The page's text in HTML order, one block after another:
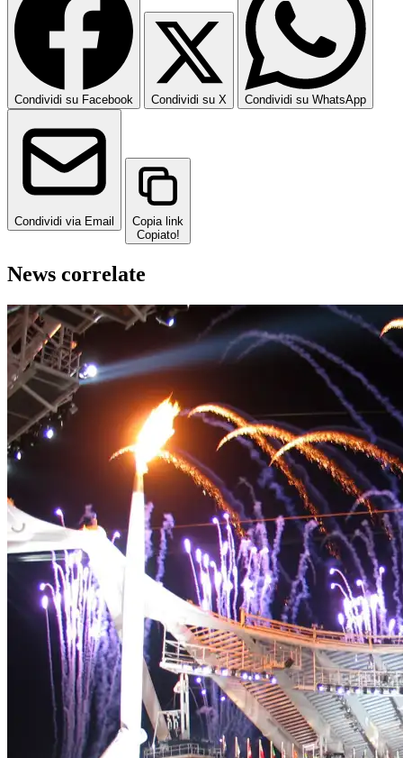
Condividi su Facebook Condividi su X Condividi su WhatsApp
Condividi via Email
Copia link
Copiato!
News correlate